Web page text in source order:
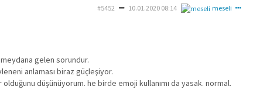
#5452 10.01.2020 08:14 meseli
gelen sorundur.
anlaması biraz güçleşiyor.
düşünüyorum. he birde emoji kullanımı da yasak. normal.